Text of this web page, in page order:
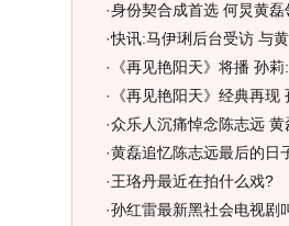
·身份契合成首选 何炅黄
·快讯:马伊琍后台受访 与
· 《再见艳阳天》将播 孙
· 《再见艳阳天》经典再
·众乐人沉痛悼念陈志远
·黄磊追忆陈志远最后的日
·王珞丹最近在拍什么戏?
·孙红雷最新黑社会电视剧